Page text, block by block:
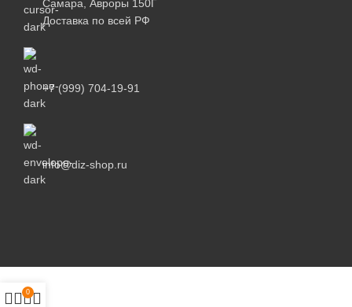
Самара, Авроры 150Г
Доставка по всей РФ
+7 (999) 704-19-91
info@diz-shop.ru
0